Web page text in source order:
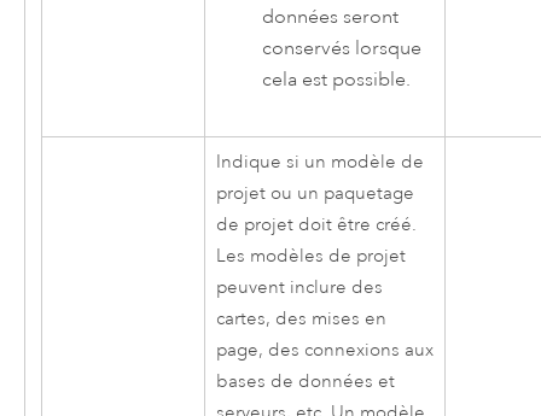
données seront
conservés lorsque
cela est possible.
Indique si un modèle de
projet ou un paquetage
de projet doit être créé.
Les modèles de projet
peuvent inclure des
cartes, des mises en
page, des connexions aux
bases de données et